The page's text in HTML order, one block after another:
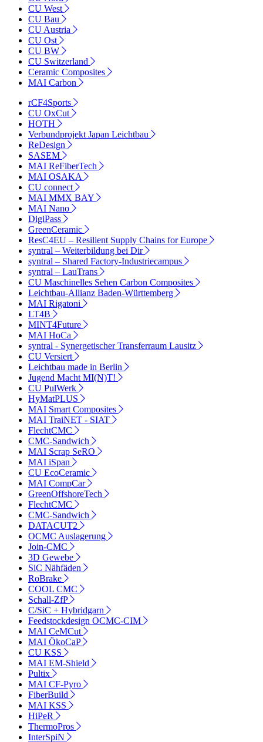
CU West
CU Bau
CU Austria
CU Ost
CU BW
CU Switzerland
Ceramic Composites
MAI Carbon
rCF4Sports
CU OxCut
HOTH
Verbundprojekt Japan Leichtbau
ReDesign
SASEM
MAI ReFiberTech
MAI OSAKA
CU connect
MAI MMX BAY
MAI Nano
DigiPass
GreenCeramic
ResC4EU – Resilient Supply Chains for Europe
syntral – Weiterbildung bei Dir
syntral – Shared Factory-Industriecampus
syntral – LauTrans
CU Maschinelles Sehen Carbon Composites
Leichtbau-Allianz Baden-Württemberg
MAI Rigatoni
LT4B
MINT4Future
MAI HoCa
syntral - Synergetischer Transferraum Lausitz
CU Versiert
Leichtbau made in Berlin
Jugend Macht MI(N)T!
CU PulWerk
HyMatPLUS
MAI Smart Composites
MAI TraiNET - SIAT
FlechtCMC
CMC-Sandwich
MAI Scrap SeRO
MAI iSpan
CU EcoCeramic
MAI CompCar
GreenOffshoreTech
FlechtCMC
CMC-Sandwich
DATACUT2
OCMC Auslagerung
Join-CMC
3D Gewebe
SiC Nähfäden
RoBrake
COOL CMC
Schall-ZfP
C/SiC + Hybridgarn
Feedstockdesign OCMC-CIM
MAI CeMCut
MAI ÖkoCaP
CU KSS
MAI EM-Shield
Pultix
MAI CF-Pyro
FiberBuild
MAI KSS
HiPeR
ThermoPros
InterSpiN